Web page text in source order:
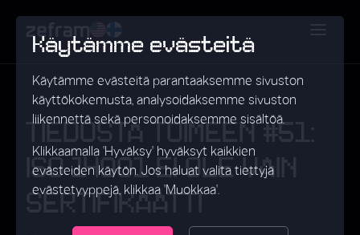
Käytämme evästeitä
Käytämme evästeitä parantaaksemme sivuston
käyttökokemusta, analysoidaksemme sivuston
liikennettä sekä personoidaksemme sisältöä.
Klikkaamalla 'Hyväksy' hyväksyt kaikkien
evästeiden käytön. Jos haluat valita tiettyjä
evästetyyppejä, klikkaa 'Muokkaa'.
TIEDOSTA TOIMEEN #51:
ISO 14001 EI OLE VAIN
SERTIFIKAATTI